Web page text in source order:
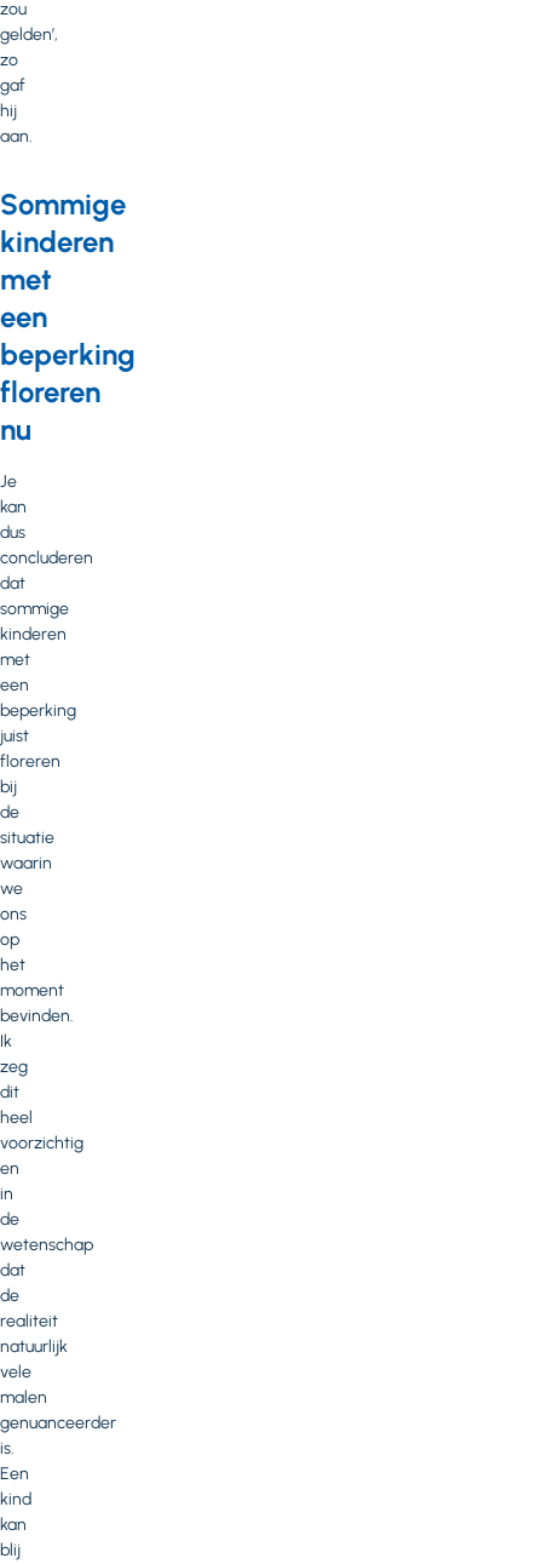
zou
gelden’,
zo
gaf
hij
aan.
Sommige
kinderen
met
een
beperking
floreren
nu
Je
kan
dus
concluderen
dat
sommige
kinderen
met
een
beperking
juist
floreren
bij
de
situatie
waarin
we
ons
op
het
moment
bevinden.
Ik
zeg
dit
heel
voorzichtig
en
in
de
wetenschap
dat
de
realiteit
natuurlijk
vele
malen
genuanceerder
is.
Een
kind
kan
blij